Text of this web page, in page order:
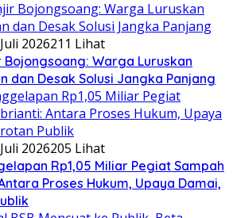
2026211 Lihat
Bojongsoang: Warga Luruskan
dan Desak Solusi Jangka Panjang
2026205 Lihat
Rp1,05 Miliar Pegiat Sampah
Proses Hukum, Upaya Damai,